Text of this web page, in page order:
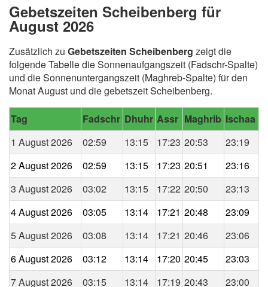
Gebetszeiten Scheibenberg für
August 2026
Zusätzlich zu Gebetszeiten Scheibenberg zeigt die
folgende Tabelle die Sonnenaufgangszeit (Fadschr-Spalte)
und die Sonnenuntergangszeit (Maghreb-Spalte) für den
Monat August und die gebetszeit Scheibenberg.
Tag Fadschr Dhuhr Assr Maghrib Ischaa
1 August 2026
02:59 13:15 17:23 20:53
23:19
2 August 2026
02:59 13:15 17:23 20:51
23:16
3 August 2026
03:02 13:15 17:22 20:50
23:13
4 August 2026
03:05 13:14 17:21 20:48
23:09
5 August 2026
03:08 13:14 17:21 20:46
23:06
6 August 2026
03:12 13:14 17:20 20:45
23:03
7 August 2026
03:15 13:14 17:19 20:43
23:00